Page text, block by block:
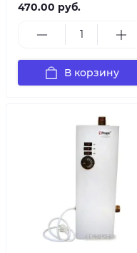
470.00 руб.
В корзину